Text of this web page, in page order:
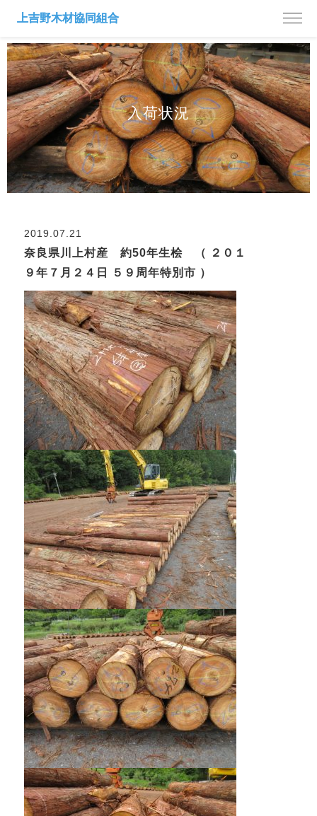
入荷状況
2019.07.21
奈良県川上村産 約50年生桧 （ ２０１
９年７月２４日 ５９周年特別市 ）